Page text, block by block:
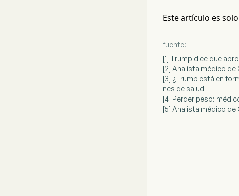
Este artículo es
fuente:
[1] Trump dice que
[2] Analista médico
[3] ¿Trump está en
nes de salud
[4] Perder peso:
[5] Analista médico